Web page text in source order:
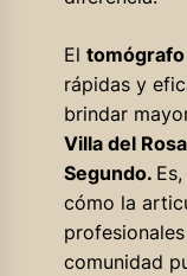
El tomógrafo
rápidas y
brindar
Villa del
Segundo.
cómo la
comunidad